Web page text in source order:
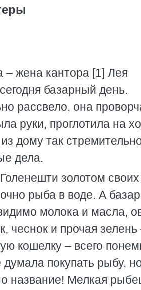
– жена кантора [1] Лея
базарный день.
рассвело, она
руки, проглотила на
дому так
дела.
золотом своих
рыба в воде. А базар
молока и масла,
чеснок и прочая зелень
кошелку – всего
покупать рыбу,
название! Мелкая